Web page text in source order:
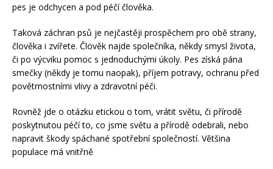
pes je odchycen a pod péčí člověka.
Taková záchran psů je nejčastěji prospěchem pro obě strany,
člověka i zvířete. Člověk najde společníka, někdy smysl života,
či po výcviku pomoc s jednoduchými úkoly. Pes získá pána
smečky (někdy je tomu naopak), příjem potravy, ochranu před
povětrnostními vlivy a zdravotní péči.
Rovněž jde o otázku etickou o tom, vrátit světu, či přírodě
poskytnutou péčí to, co jsme světu a přírodě odebrali, nebo
napravit škody spáchané spotřební společností. Většina
populace má vnitřně